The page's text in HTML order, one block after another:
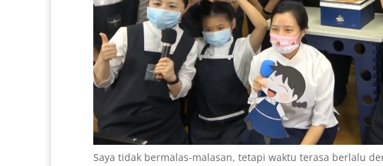
Saya tidak bermalas-malasan, tetapi waktu terasa berlalu